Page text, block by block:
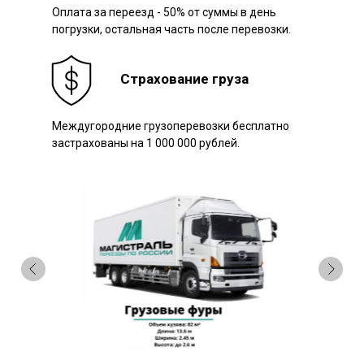
Страхование груза
Междугородние грузоперевозки бесплатно
застрахованы на 1 000 000 рублей.
Оплата за переезд - 50% от суммы в день
погрузки, остальная часть после перевозки.